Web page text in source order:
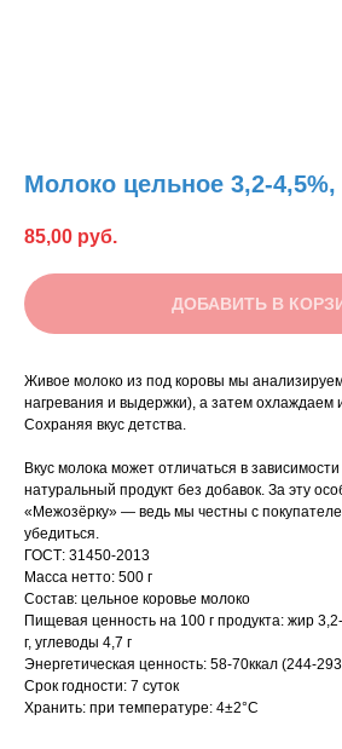
Молоко цельное 3,2-4,5%,
85,00 руб.
ДОБАВИТЬ В
Живое молоко из под коровы мы
нагревания и выдержки), а затем охлаждаем
Сохраняя вкус детства.
Вкус молока может отличаться в
натуральный продукт без добавок. За эту
«Межозёрку» — ведь мы честны с
убедиться.
ГОСТ: 31450-2013
Масса нетто: 500 г
Состав: цельное коровье молоко
Пищевая ценность на 100 г продукта: жир
г, углеводы 4,7 г
Энергетическая ценность: 58-70ккал (244-
Срок годности: 7 суток
Хранить: при температуре: 4±2°С